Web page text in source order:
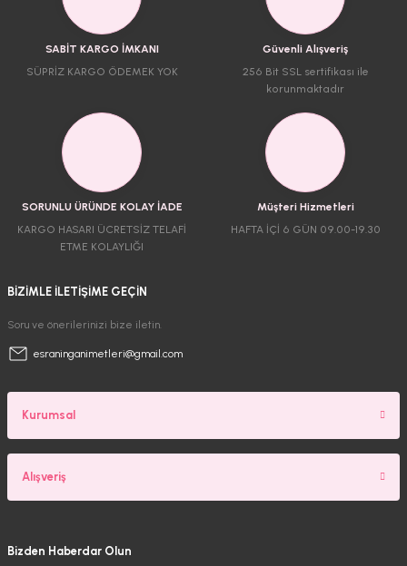
SABİT KARGO İMKANI
SÜPRİZ KARGO ÖDEMEK YOK
Güvenli Alışveriş
256 Bit SSL sertifikası ile
korunmaktadır
SORUNLU ÜRÜNDE KOLAY İADE
KARGO HASARI ÜCRETSİZ TELAFİ
ETME KOLAYLIĞI
Müşteri Hizmetleri
HAFTA İÇİ 6 GÜN 09.00-19.30
BİZİMLE İLETİŞİME GEÇİN
Soru ve önerilerinizi bize iletin.
esraninganimetleri@gmail.com
Kurumsal
Alışveriş
Bizden Haberdar Olun